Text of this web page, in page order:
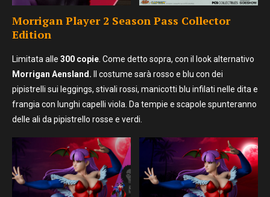
Morrigan Player 2 Season Pass Collector
Edition
Limitata alle 300 copie . Come detto sopra, con il look alternativo
Morrigan Aensland.
Il costume sarà rosso e blu con dei
pipistrelli sui leggings, stivali rossi, manicotti blu infilati nelle dita e
frangia con lunghi capelli viola. Da tempie e scapole spunteranno
delle ali da pipistrello rosse e verdi.